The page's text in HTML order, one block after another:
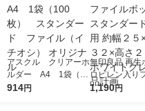
アスクル クリアーホ
ルダー A4 1袋（10
0枚） スタンダー
914円
無印良品 再生
ロピレン入り
ボックススタ
1,190円